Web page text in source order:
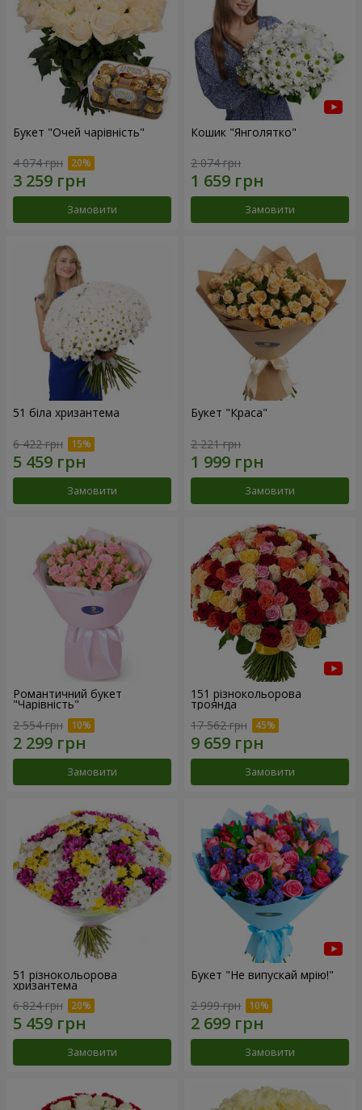
Букет "Очей чарівність"
4 074 грн
Замовити
Кошик "Янголятко"
2 074 грн
Замовити
51 біла хризантема
6 422 грн
Замовити
Букет "Краса"
2 221 грн
Замовити
Романтичний букет
"Чарівність"
2 554 грн
Замовити
151 різнокольорова
троянда
17 562 грн
Замовити
51 різнокольорова
хризантема
6 824 грн
Замовити
Букет "Не випускай мрію!"
2 999 грн
Замовити